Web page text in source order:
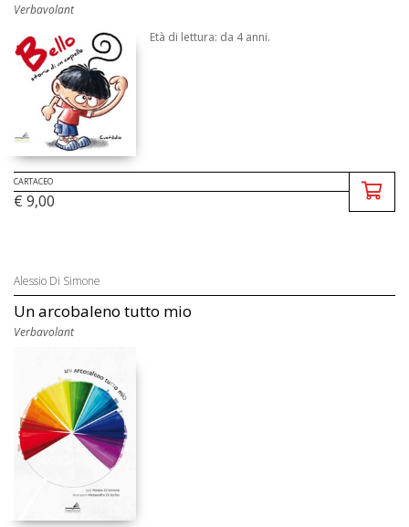
Verbavolant
Età di lettura: da 4 anni.
CARTACEO
€ 9,00
Alessio Di Simone
Un arcobaleno tutto mio
Verbavolant